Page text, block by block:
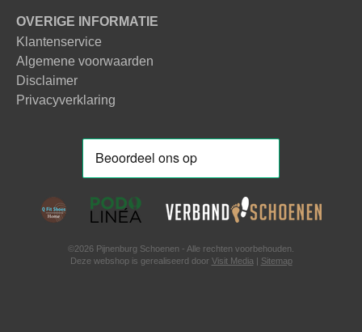
OVERIGE INFORMATIE
Klantenservice
Algemene voorwaarden
Disclaimer
Privacyverklaring
©2026 Pijnenburg Schoenen - Alle rechten voorbehouden.
Deze webshop is gerealiseerd door Visit Media | Sitemap